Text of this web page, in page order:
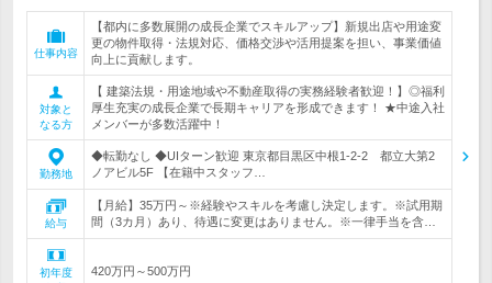
仕事内容
【都内に多数展開の成長企業でスキルアップ】新規出店や用途変
更の物件取得・法規対応、価格交渉や活用提案を担い、事業価値
向上に貢献します。
対象と
なる方
【 建築法規・用途地域や不動産取得の実務経験者歓迎！】◎福利
厚生充実の成長企業で長期キャリアを形成できます！ ★中途入社
メンバーが多数活躍中！
勤務地
◆転勤なし ◆UIターン歓迎 東京都目黒区中根1-2-2 都立大第2
ノアビル5F 【在籍中スタッフ…
給与
【月給】35万円～※経験やスキルを考慮し決定します。※試用期
間（3カ月）あり、待遇に変更はありません。※一律手当を含…
初年度
420万円～500万円